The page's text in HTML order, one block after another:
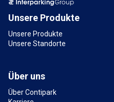
Ursulinenstraße 31,
Deutschland
Unsere Produkte
Unsere Produkte
Unsere Standorte
Über uns
Über Contipark